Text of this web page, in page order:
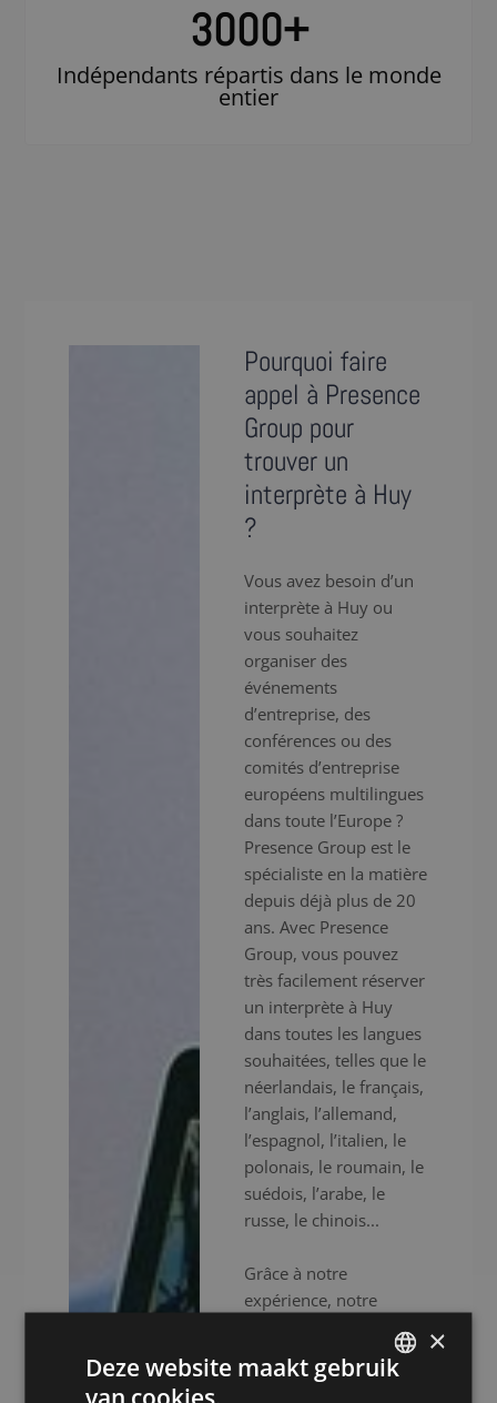
3000+
Indépendants répartis dans le monde
entier
Pourquoi faire
appel à Presence
Group pour
trouver un
interprète à Huy
?
Vous avez besoin d’un
interprète à Huy ou
vous souhaitez
organiser des
événements
d’entreprise, des
conférences ou des
comités d’entreprise
européens multilingues
dans toute l’Europe ?
Presence Group est le
spécialiste en la matière
depuis déjà plus de 20
ans. Avec Presence
Group, vous pouvez
très facilement réserver
un interprète à Huy
dans toutes les langues
souhaitées, telles que le
néerlandais, le français,
l’anglais, l’allemand,
l’espagnol, l’italien, le
polonais, le roumain, le
suédois, l’arabe, le
russe, le chinois...
Grâce à notre
expérience, notre
efficacité, nous vous
assurons une approche
×
Deze website maakt gebruik